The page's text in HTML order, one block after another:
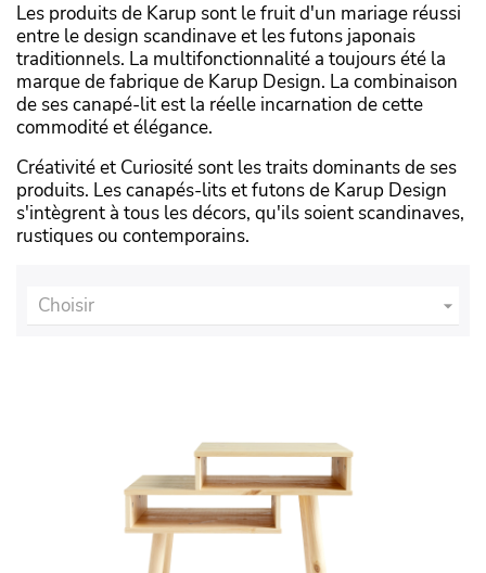
Les produits de Karup sont le fruit d'un mariage réussi
entre le design scandinave et les futons japonais
traditionnels. La multifonctionnalité a toujours été la
marque de fabrique de Karup Design. La combinaison
de ses canapé-lit est la réelle incarnation de cette
commodité et élégance.
Créativité et Curiosité sont les traits dominants de ses
produits. Les canapés-lits et futons de Karup Design
s'intègrent à tous les décors, qu'ils soient scandinaves,
rustiques ou contemporains.
Choisir 